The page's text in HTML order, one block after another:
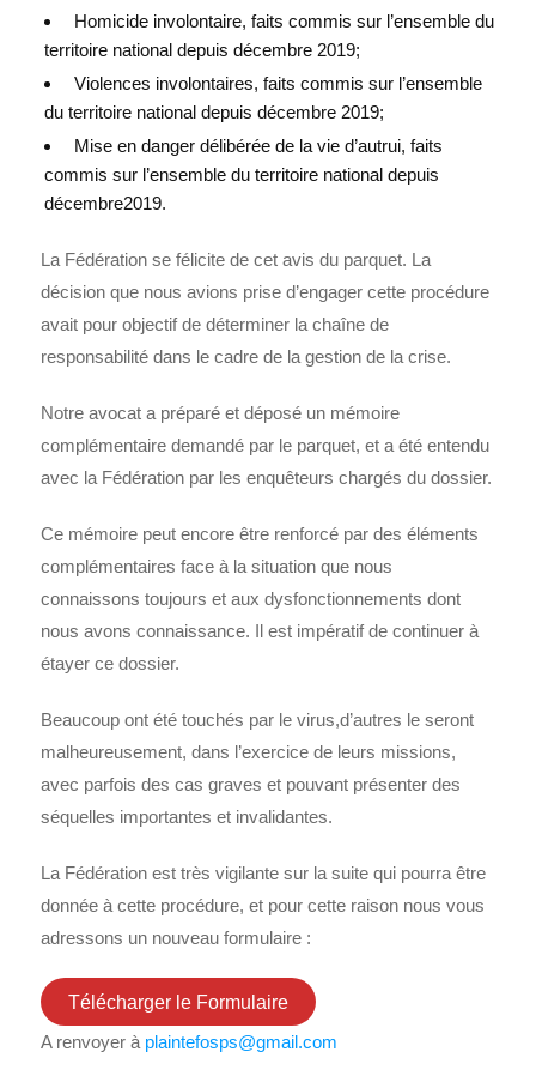
Homicide involontaire, faits commis sur l’ensemble du
territoire national depuis décembre 2019;
Violences involontaires, faits commis sur l’ensemble
du territoire national depuis décembre 2019;
Mise en danger délibérée de la vie d’autrui, faits
commis sur l’ensemble du territoire national depuis
décembre2019.
La Fédération se félicite de cet avis du parquet. La
décision que nous avions prise d’engager cette procédure
avait pour objectif de déterminer la chaîne de
responsabilité dans le cadre de la gestion de la crise.
Notre avocat a préparé et déposé un mémoire
complémentaire demandé par le parquet, et a été entendu
avec la Fédération par les enquêteurs chargés du dossier.
Ce mémoire peut encore être renforcé par des éléments
complémentaires face à la situation que nous
connaissons toujours et aux dysfonctionnements dont
nous avons connaissance. Il est impératif de continuer à
étayer ce dossier.
Beaucoup ont été touchés par le virus,d’autres le seront
malheureusement, dans l’exercice de leurs missions,
avec parfois des cas graves et pouvant présenter des
séquelles importantes et invalidantes.
La Fédération est très vigilante sur la suite qui pourra être
donnée à cette procédure, et pour cette raison nous vous
adressons un nouveau formulaire :
Télécharger le Formulaire
A renvoyer à plaintefosps@gmail.com